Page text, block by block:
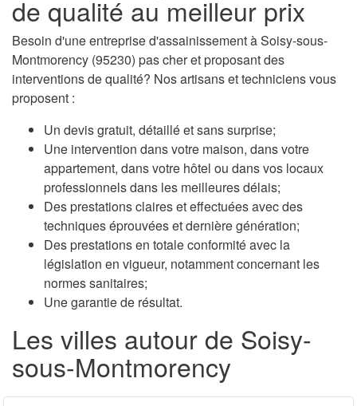
de qualité au meilleur prix
Besoin d'une entreprise d'assainissement à Soisy-sous-
Montmorency (95230) pas cher et proposant des
interventions de qualité? Nos artisans et techniciens vous
proposent :
Un devis gratuit, détaillé et sans surprise;
Une intervention dans votre maison, dans votre
appartement, dans votre hôtel ou dans vos locaux
professionnels dans les meilleures délais;
Des prestations claires et effectuées avec des
techniques éprouvées et dernière génération;
Des prestations en totale conformité avec la
législation en vigueur, notamment concernant les
normes sanitaires;
Une garantie de résultat.
Les villes autour de Soisy-
sous-Montmorency